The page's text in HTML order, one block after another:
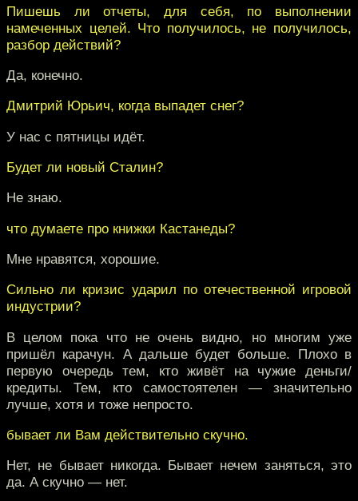
Пишешь ли отчеты, для себя, по выполнении
намеченных целей. Что получилось, не получилось,
разбор действий?
Да, конечно.
Дмитрий Юрьич, когда выпадет снег?
У нас с пятницы идёт.
Будет ли новый Сталин?
Не знаю.
что думаете про книжки Кастанеды?
Мне нравятся, хорошие.
Сильно ли кризис ударил по отечественной игровой
индустрии?
В целом пока что не очень видно, но многим уже
пришёл карачун. А дальше будет больше. Плохо в
первую очередь тем, кто живёт на чужие деньги/
кредиты. Тем, кто самостоятелен — значительно
лучше, хотя и тоже непросто.
бывает ли Вам действительно скучно.
Нет, не бывает никогда. Бывает нечем заняться, это
да. А скучно — нет.